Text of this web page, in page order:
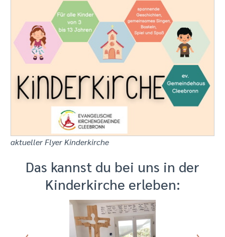
aktueller Flyer Kinderkirche
Das kannst du bei uns in der
Kinderkirche erleben: